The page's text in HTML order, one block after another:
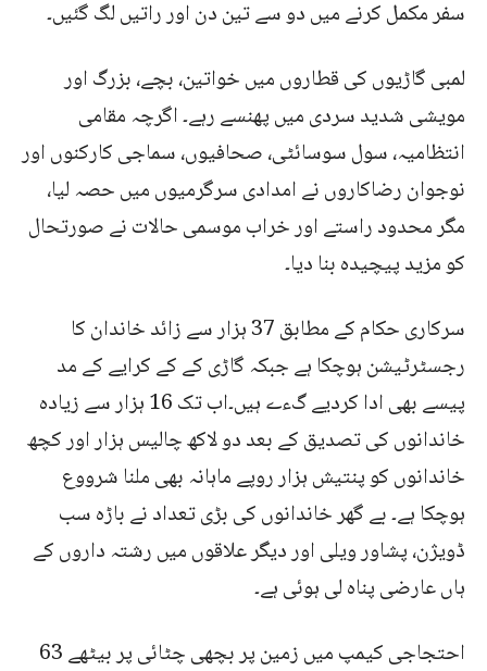
سفر مکمل کرنے میں دو سے تین دن اور راتیں لگ گئیں۔
لمبی گاڑیوں کی قطاروں میں خواتین، بچے، بزرگ اور
مویشی شدید سردی میں پھنسے رہے۔ اگرچہ مقامی
انتظامیہ، سول سوسائٹی، صحافیوں، سماجی کارکنوں اور
نوجوان رضاکاروں نے امدادی سرگرمیوں میں حصہ لیا،
مگر محدود راستے اور خراب موسمی حالات نے صورتحال
کو مزید پیچیدہ بنا دیا۔
سرکاری حکام کے مطابق 37 ہزار سے زائد خاندان کا
رجسٹرٹیشن ہوچکا ہے جبکہ گاڑی کے کے کرایے کے مد
پیسے بھی ادا کردیے گءے ہیں۔اب تک 16 ہزار سے زیادہ
خاندانوں کی تصدیق کے بعد دو لاکھ چالیس ہزار اور کچھ
خاندانوں کو پنتیش ہزار روپے ماہانہ بھی ملنا شرووع
ہوچکا ہے۔ بے گھر خاندانوں کی بڑی تعداد نے باڑہ سب
ڈویژن، پشاور ویلی اور دیگر علاقوں میں رشتہ داروں کے
ہاں عارضی پناہ لی ہوئی ہے۔
احتجاجی کیمپ میں زمین پر بچھی چٹائی پر بیٹھے 63